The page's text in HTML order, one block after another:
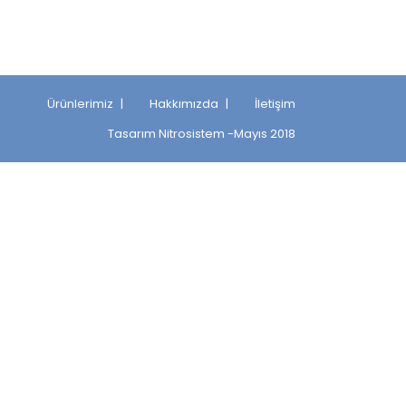
Ürünlerimiz Hakkımızda
İletişim
Tasarım Nitrosistem -Mayıs 2018